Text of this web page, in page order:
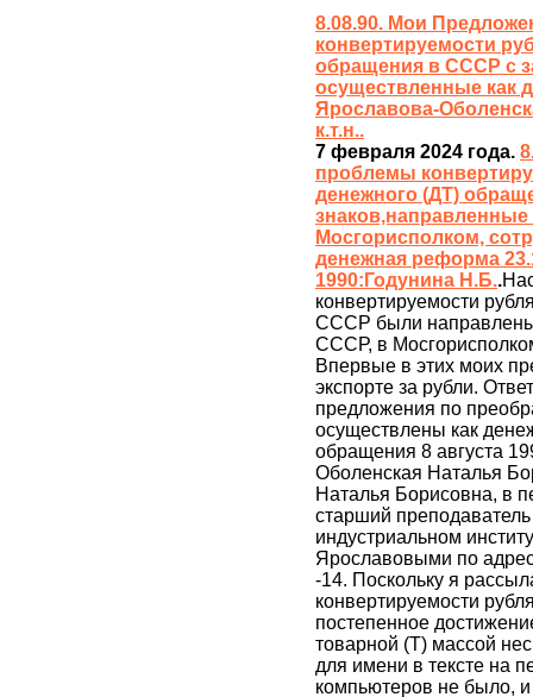
8.08.90. Мои
конвертируемости
обращения в СССР с
осуществленные как
Ярославова-
к.т.н..
7 февраля 2024 года.
проблемы
денежного (ДТ)
Мосгорисполком,
денежная реформа
1990:Годунина Н.Б..
конвертируемости
СССР были
СССР, в
Впервые в этих моих
экспорте за рубли.
предложения по
осуществлены как
обращения 8 августа
Оболенская Наталья
Наталья Борисовна, в
старший
индустриальном
Ярославовыми по
-14. Поскольку я
конвертируемости
постепенное
товарной (Т) массой
для имени в тексте на
компьютеров не было,